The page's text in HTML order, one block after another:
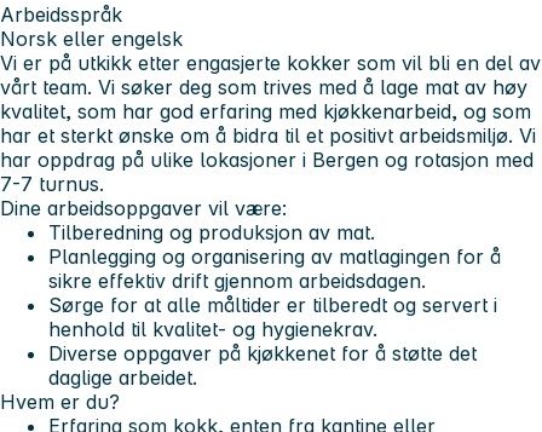
Arbeidsspråk
Norsk eller engelsk
Vi er på utkikk etter engasjerte kokker som vil bli en del av
vårt team. Vi søker deg som trives med å lage mat av høy
kvalitet, som har god erfaring med kjøkkenarbeid, og som
har et sterkt ønske om å bidra til et positivt arbeidsmiljø. Vi
har oppdrag på ulike lokasjoner i Bergen og rotasjon med
7-7 turnus.
Dine arbeidsoppgaver vil være:
Tilberedning og produksjon av mat.
Planlegging og organisering av matlagingen for å
sikre effektiv drift gjennom arbeidsdagen.
Sørge for at alle måltider er tilberedt og servert i
henhold til kvalitet- og hygienekrav.
Diverse oppgaver på kjøkkenet for å støtte det
daglige arbeidet.
Hvem er du?
Erfaring som kokk, enten fra kantine eller